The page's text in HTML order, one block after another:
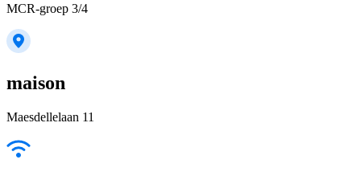
MCR-groep 3/4
maison
Maesdellelaan 11